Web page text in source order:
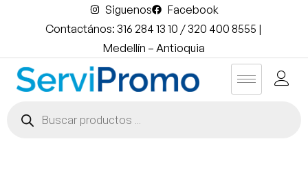
Siguenos
Facebook
Contactános: 316 284 13 10 / 320 400 8555 |
Medellín – Antioquia